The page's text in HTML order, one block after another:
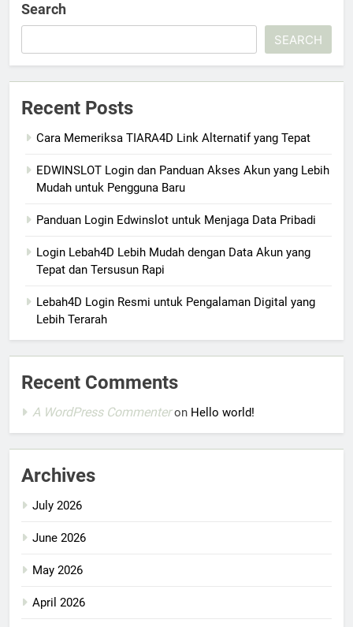
Search
SEARCH
Recent Posts
Cara Memeriksa TIARA4D Link Alternatif yang Tepat
EDWINSLOT Login dan Panduan Akses Akun yang Lebih
Mudah untuk Pengguna Baru
Panduan Login Edwinslot untuk Menjaga Data Pribadi
Login Lebah4D Lebih Mudah dengan Data Akun yang
Tepat dan Tersusun Rapi
Lebah4D Login Resmi untuk Pengalaman Digital yang
Lebih Terarah
Recent Comments
A WordPress Commenteron Hello world!
Archives
July 2026
June 2026
May 2026
April 2026